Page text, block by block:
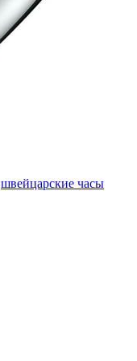
швейцарские часы